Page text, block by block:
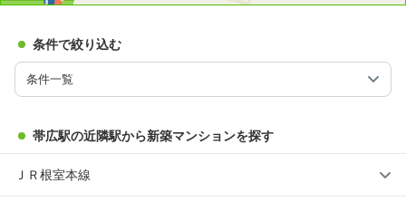
条件で絞り込む
条件一覧
帯広駅の近隣駅から新築マンションを探す
ＪＲ根室本線